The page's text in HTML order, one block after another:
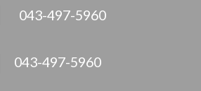
043-497-5960
043-497-5960